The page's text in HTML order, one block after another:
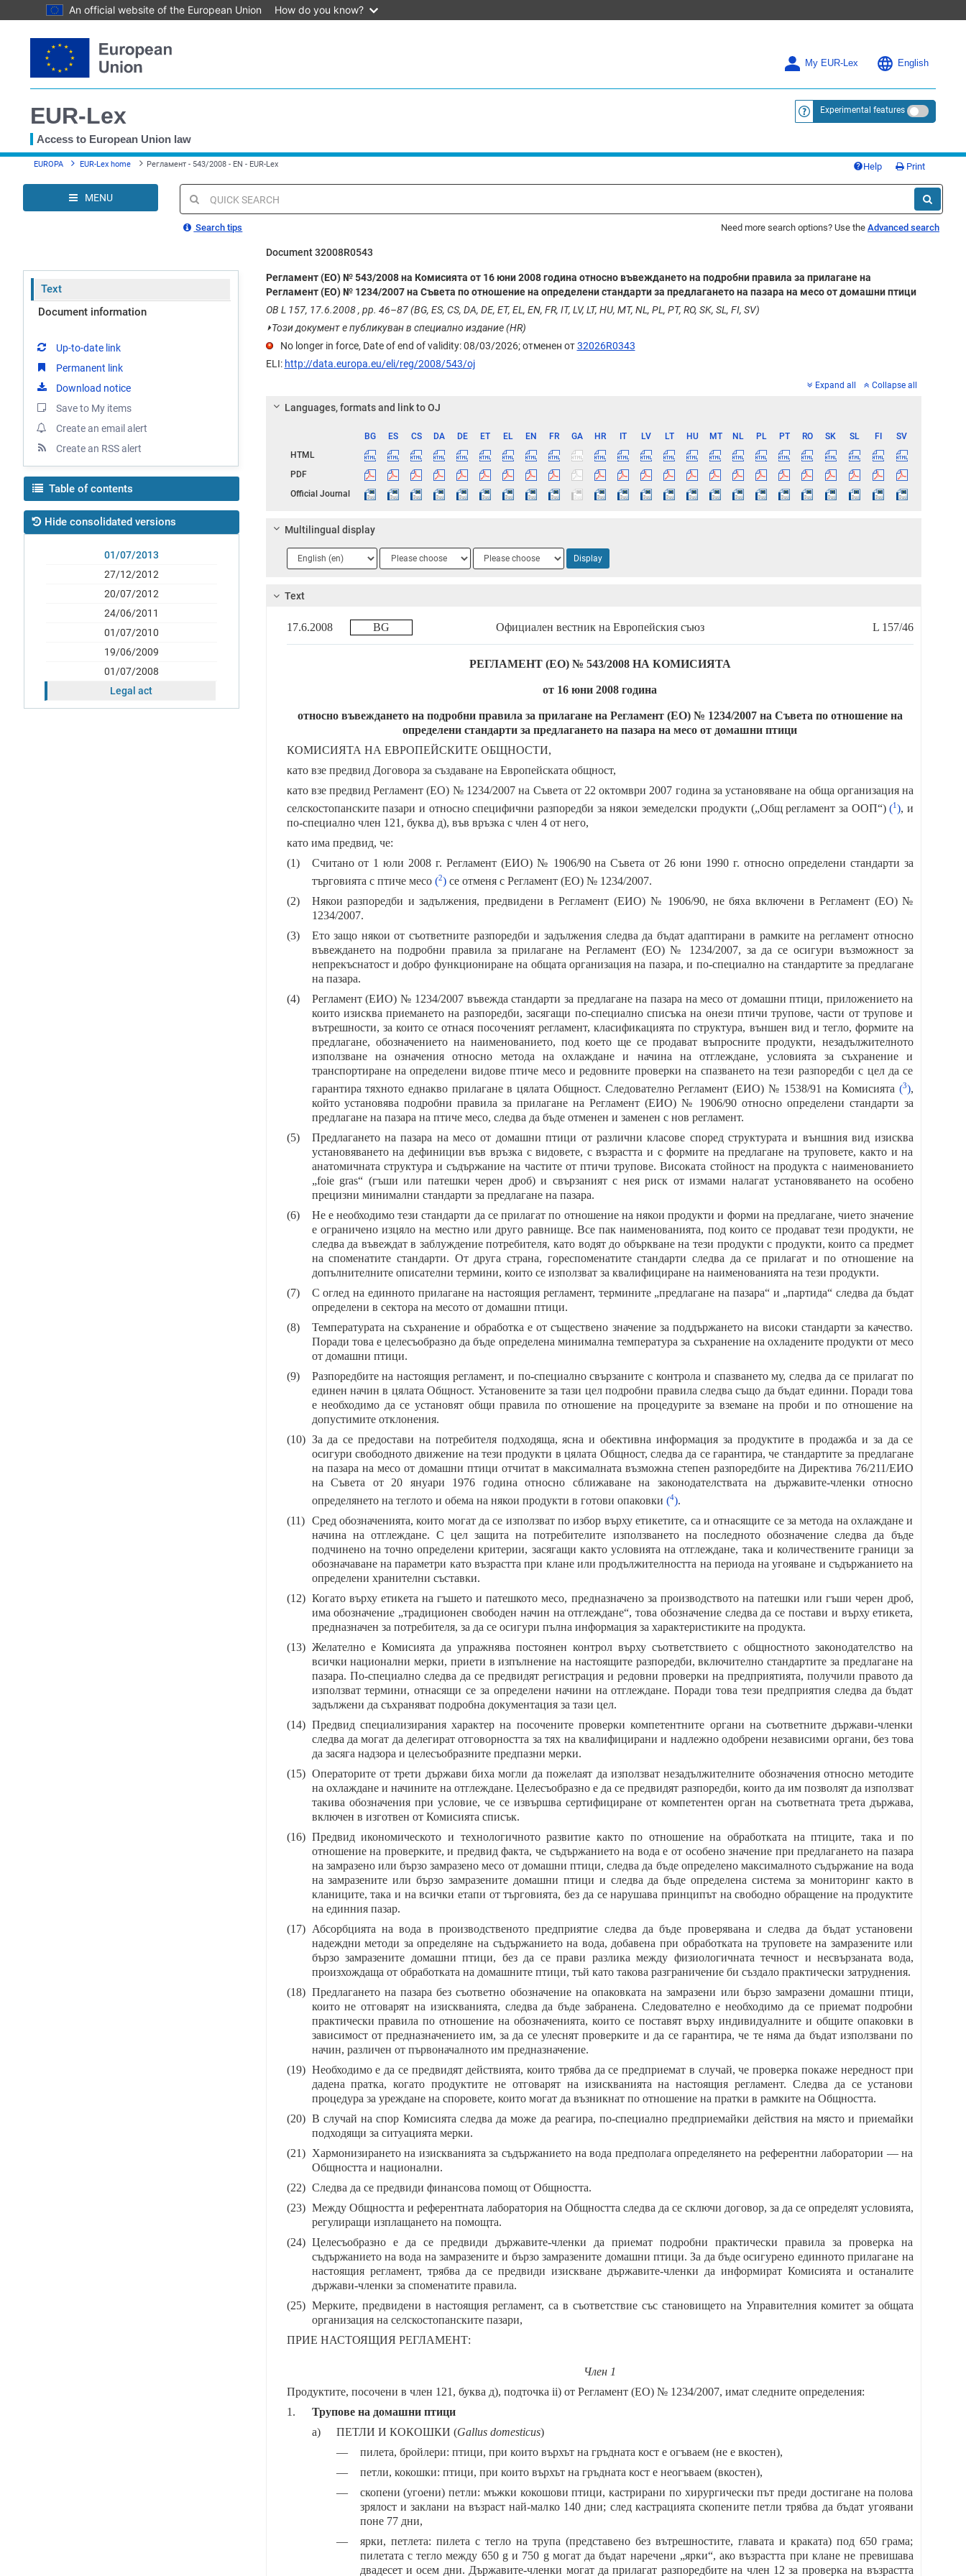
An official website of the European Union How do you know?
to
content
My EUR-Lex English
EUR-Lex
Access to European Union law
<a href="https://eur-lex.europa.eu/
Experimental features
You
here
EUROPA EUR-Lex home Регламент - 543/2008 - EN - EUR-Lex Help Print
MENU
Quick
search
Search tips Need more search options? Use the Advanced search
Document 32008R0543
Text
Document information
Up-to-date link
Permanent link
Download notice
Save to My items
Create an email alert
Create an RSS alert
Table of contents
Hide consolidated versions
01/07/2013
27/12/2012
20/07/2012
24/06/2011
01/07/2010
19/06/2009
01/07/2008
Legal act
Регламент (ЕО) № 543/2008 на Комисията от 16 юни 2008 година относно въвеждането на подробни правила за прилагане на
Регламент (ЕО) № 1234/2007 на Съвета по отношение на определени стандарти за предлагането на пазара на месо от домашни птици
OB L 157, 17.6.2008 , pp. 46–87 (BG, ES, CS, DA, DE, ET, EL, EN, FR, IT, LV, LT, HU, MT, NL, PL, PT, RO, SK, SL, FI, SV)
⏵Този документ е публикуван в специално издание (HR)
No longer in force, Date of end of validity: 08/03/2026;отменен от32026R0343
ELI: http://data.europa.eu/eli/reg/2008/543/oj
Expand all Collapse all
Languages, formats and link to OJ
BG ES CS DA DE ET EL EN FR GA HR IT LV LT HU MT NL PL PT RO SK SL FI
SV
HTML
PDF
Official Journal
Multilingual display
Language
1
Language
2
Language
3
Display
Text
17.6.2008 BG Официален вестник на Европейския съюз L 157/46
РЕГЛАМЕНТ (ЕО) № 543/2008 НА КОМИСИЯТА
от 16 юни 2008 година
относно въвеждането на подробни правила за прилагане на Регламент (ЕО) № 1234/2007 на Съвета по отношение на
определени стандарти за предлагането на пазара на месо от домашни птици
КОМИСИЯТА НА ЕВРОПЕЙСКИТЕ ОБЩНОСТИ,
като взе предвид Договора за създаване на Европейската общност,
като взе предвид Регламент (ЕО) № 1234/2007 на Съвета от 22 октомври 2007 година за установяване на обща организация на
селскостопанските пазари и относно специфични разпоредби за някои земеделски продукти („Общ регламент за ООП“)(1), и
по-специално член 121, буква д), във връзка с член 4 от него,
като има предвид, че:
(1)
Считано от 1 юли 2008 г. Регламент (ЕИО) № 1906/90 на Съвета от 26 юни 1990 г. относно определени стандарти за
търговията с птиче месо (2)се отменя с Регламент (ЕО) № 1234/2007.
(2)
Някои разпоредби и задължения, предвидени в Регламент (ЕИО) № 1906/90, не бяха включени в Регламент (ЕО) №
1234/2007.
(3)
Ето защо някои от съответните разпоредби и задължения следва да бъдат адаптирани в рамките на регламент относно
въвеждането на подробни правила за прилагане на Регламент (ЕО) № 1234/2007, за да се осигури възможност за
непрекъснатост и добро функциониране на общата организация на пазара, и по-специално на стандартите за предлагане
на пазара.
(4)
Регламент (ЕИО) № 1234/2007 въвежда стандарти за предлагане на пазара на месо от домашни птици, приложението на
които изисква приемането на разпоредби, засягащи по-специално списъка на онези птичи трупове, части от трупове и
вътрешности, за които се отнася посоченият регламент, класификацията по структура, външен вид и тегло, формите на
предлагане, обозначението на наименованието, под което ще се продават въпросните продукти, незадължителното
използване на означения относно метода на охлаждане и начина на отглеждане, условията за съхранение и
транспортиране на определени видове птиче месо и редовните проверки на спазването на тези разпоредби с цел да се
гарантира тяхното еднакво прилагане в цялата Общност. Следователно Регламент (ЕИО) № 1538/91 на Комисията (3),
който установява подробни правила за прилагане на Регламент (ЕИО) № 1906/90 относно определени стандарти за
предлагане на пазара на птиче месо, следва да бъде отменен и заменен с нов регламент.
(5)
Предлагането на пазара на месо от домашни птици от различни класове според структурата и външния вид изисква
установяването на дефиниции във връзка с видовете, с възрастта и с формите на предлагане на труповете, както и на
анатомичната структура и съдържание на частите от птичи трупове. Високата стойност на продукта с наименованието
„foie gras“ (гъши или патешки черен дроб) и свързаният с нея риск от измами налагат установяването на особено
прецизни минимални стандарти за предлагане на пазара.
(6)
Не е необходимо тези стандарти да се прилагат по отношение на някои продукти и форми на предлагане, чието значение
е ограничено изцяло на местно или друго равнище. Все пак наименованията, под които се продават тези продукти, не
следва да въвеждат в заблуждение потребителя, като водят до объркване на тези продукти с продукти, които са предмет
на споменатите стандарти. От друга страна, гореспоменатите стандарти следва да се прилагат и по отношение на
допълнителните описателни термини, които се използват за квалифициране на наименованията на тези продукти.
(7)
С оглед на единното прилагане на настоящия регламент, термините „предлагане на пазара“ и „партида“ следва да бъдат
определени в сектора на месото от домашни птици.
(8)
Температурата на съхранение и обработка е от съществено значение за поддържането на високи стандарти за качество.
Поради това е целесъобразно да бъде определена минимална температура за съхранение на охладените продукти от месо
от домашни птици.
(9)
Разпоредбите на настоящия регламент, и по-специално свързаните с контрола и спазването му, следва да се прилагат по
единен начин в цялата Общност. Установените за тази цел подробни правила следва също да бъдат единни. Поради това
е необходимо да се установят общи правила по отношение на процедурите за вземане на проби и по отношение на
допустимите отклонения.
(10) За да се предостави на потребителя подходяща, ясна и обективна информация за продуктите в продажба и за да се
осигури свободното движение на тези продукти в цялата Общност, следва да се гарантира, че стандартите за предлагане
на пазара на месо от домашни птици отчитат в максималната възможна степен разпоредбите на Директива 76/211/ЕИО
на Съвета от 20 януари 1976 година относно сближаване на законодателствата на държавите-членки относно
определянето на теглото и обема на някои продукти в готови опаковки (4).
(11)
Сред обозначенията, които могат да се използват по избор върху етикетите, са и отнасящите се за метода на охлаждане и
начина на отглеждане. С цел защита на потребителите използването на последното обозначение следва да бъде
подчинено на точно определени критерии, засягащи както условията на отглеждане, така и количествените граници за
обозначаване на параметри като възрастта при клане или продължителността на периода на угояване и съдържанието на
определени хранителни съставки.
(12) Когато върху етикета на гъшето и патешкото месо, предназначено за производството на патешки или гъши черен дроб,
има обозначение „традиционен свободен начин на отглеждане“, това обозначение следва да се постави и върху етикета,
предназначен за потребителя, за да се осигури пълна информация за характеристиките на продукта.
(13) Желателно е Комисията да упражнява постоянен контрол върху съответствието с общностното законодателство на
всички национални мерки, приети в изпълнение на настоящите разпоредби, включително стандартите за предлагане на
пазара. По-специално следва да се предвидят регистрация и редовни проверки на предприятията, получили правото да
използват термини, отнасящи се за определени начини на отглеждане. Поради това тези предприятия следва да бъдат
задължени да съхраняват подробна документация за тази цел.
(14) Предвид специализирания характер на посочените проверки компетентните органи на съответните държави-членки
следва да могат да делегират отговорността за тях на квалифицирани и надлежно одобрени независими органи, без това
да засяга надзора и целесъобразните предпазни мерки.
(15) Операторите от трети държави биха могли да пожелаят да използват незадължителните обозначения относно методите
на охлаждане и начините на отглеждане. Целесъобразно е да се предвидят разпоредби, които да им позволят да използват
такива обозначения при условие, че се извършва сертифициране от компетентен орган на съответната трета държава,
включен в изготвен от Комисията списък.
(16) Предвид икономическото и технологичното развитие както по отношение на обработката на птиците, така и по
отношение на проверките, и предвид факта, че съдържанието на вода е от особено значение при предлагането на пазара
на замразено или бързо замразено месо от домашни птици, следва да бъде определено максималното съдържание на вода
на замразените или бързо замразените домашни птици и следва да бъде определена система за мониторинг както в
кланиците, така и на всички етапи от търговията, без да се нарушава принципът на свободно обращение на продуктите
на единния пазар.
(17)
Абсорбцията на вода в производственото предприятие следва да бъде проверявана и следва да бъдат установени
надеждни методи за определяне на съдържанието на вода, добавена при обработката на труповете на замразените или
бързо замразените домашни птици, без да се прави разлика между физиологичната течност и несвързаната вода,
произхождаща от обработката на домашните птици, тъй като такова разграничение би създало практически затруднения.
(18) Предлагането на пазара без съответно обозначение на опаковката на замразени или бързо замразени домашни птици,
които не отговарят на изискванията, следва да бъде забранена. Следователно е необходимо да се приемат подробни
практически правила по отношение на обозначенията, които се поставят върху индивидуалните и общите опаковки в
зависимост от предназначението им, за да се улеснят проверките и да се гарантира, че те няма да бъдат използвани по
начин, различен от първоначалното им предназначение.
(19) Необходимо е да се предвидят действията, които трябва да се предприемат в случай, че проверка покаже нередност при
дадена пратка, когато продуктите не отговарят на изискванията на настоящия регламент. Следва да се установи
процедура за уреждане на споровете, които могат да възникнат по отношение на пратки в рамките на Общността.
(20) В случай на спор Комисията следва да може да реагира, по-специално предприемайки действия на място и приемайки
подходящи за ситуацията мерки.
(21)
Хармонизирането на изискванията за съдържанието на вода предполага определянето на референтни лаборатории — на
Общността и национални.
(22) Следва да се предвиди финансова помощ от Общността.
(23) Между Общността и референтната лаборатория на Общността следва да се сключи договор, за да се определят условията,
регулиращи изплащането на помощта.
(24) Целесъобразно е да се предвиди държавите-членки да приемат подробни практически правила за проверка на
съдържанието на вода на замразените и бързо замразените домашни птици. За да бъде осигурено единното прилагане на
настоящия регламент, трябва да се предвиди изискване държавите-членки да информират Комисията и останалите
държави-членки за споменатите правила.
(25) Мерките, предвидени в настоящия регламент, са в съответствие със становището на Управителния комитет за общата
организация на селскостопанските пазари,
ПРИЕ НАСТОЯЩИЯ РЕГЛАМЕНТ:
Член 1
Продуктите, посочени в член 121, буква д), подточка ii) от Регламент (ЕО) № 1234/2007, имат следните определения:
1.
Трупове на домашни птици
а)
ПЕТЛИ И КОКОШКИ (Gallus domesticus)
—
пилета, бройлери: птици, при които върхът на гръдната кост е огъваем (не е вкостен),
—
петли, кокошки: птици, при които върхът на гръдната кост е неогъваем (вкостен),
—
скопени (угоени) петли: мъжки кокошови птици, кастрирани по хирургически път преди достигане на полова
зрялост и заклани на възраст най-малко 140 дни; след кастрацията скопените петли трябва да бъдат угоявани
поне 77 дни,
—
ярки, петлета: пилета с тегло на трупа (представено без вътрешностите, главата и краката) под 650 грама;
пилетата с тегло между 650 g и 750 g могат да бъдат наречени „ярки“, ако възрастта при клане не превишава
двадесет и осем дни. Държавите-членки могат да прилагат разпоредбите на член 12 за проверка на възрастта